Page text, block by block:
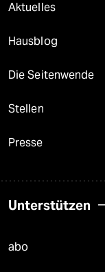
Aktuelles
Hausblog
Die Seitenwende
Stellen
Presse
Unterstützen
abo